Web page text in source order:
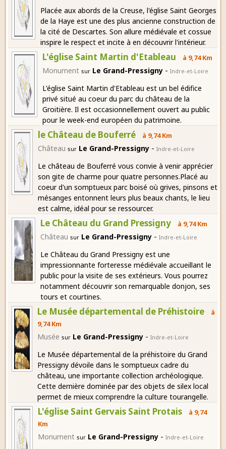
Placée aux abords de la Creuse, l'église Saint Georges
de la Haye est une des plus ancienne construction de
la cité de Descartes. Son allure médiévale et cossue
inspire le respect et incite à en découvrir l'intérieur.
L'église Saint Martin d'Etableau à 9,74 Km
Monument sur Le Grand-Pressigny -Indre-et-Loire
L'église Saint Martin d'Etableau est un bel édifice
privé situé au coeur du parc du château de la
Groitière. Il est occasionnellement ouvert au public
pour le week-end européen du patrimoine.
le Château de Bouferré à 9,74 Km
Château sur Le Grand-Pressigny -Indre-et-Loire
Le château de Bouferré vous convie à venir apprécier
son gite de charme pour quatre personnes.Placé au
coeur d'un somptueux parc boisé où grives, pinsons et
mésanges entonnent leurs plus beaux chants, le lieu
est calme, idéal pour se ressourcer.
Le Château du Grand Pressigny à 9,74 Km
Château sur Le Grand-Pressigny - Indre-et-Loire
Le Château du Grand Pressigny est une
impressionnante forteresse médiévale accueillant le
public pour la visite de ses extérieurs. Vous pourrez
notamment découvrir son remarquable donjon, ses
tours et courtines.
Le Musée départemental de Préhistoire
à
9,74 Km
Musée sur Le Grand-Pressigny -Indre-et-Loire
Le Musée départemental de la préhistoire du Grand
Pressigny dévoile dans le somptueux cadre du
château, une importante collection archéologique.
Cette dernière dominée par des objets de silex local
permet de mieux comprendre la culture tourangelle.
L'église Saint Gervais Saint Protais
à 9,74
Km
Monument sur Le Grand-Pressigny - Indre-et-Loire